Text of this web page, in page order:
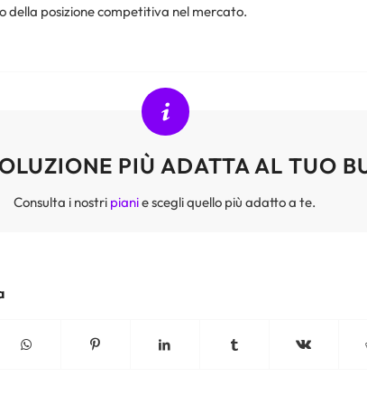
della posizione competitiva nel mercato.
PIÙ ADATTA AL TUO
Consulta i nostri pianie scegli quello più adatto a te.